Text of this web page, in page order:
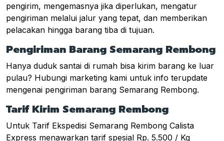
pengirim, mengemasnya jika diperlukan, mengatur
pengiriman melalui jalur yang tepat, dan memberikan
pelacakan hingga barang tiba di tujuan.
Pengiriman Barang Semarang Rembong
Hanya duduk santai di rumah bisa kirim barang ke luar
pulau? Hubungi marketing kami untuk info terupdate
mengenai pengiriman barang Semarang Rembong.
Tarif Kirim Semarang Rembong
Untuk Tarif Ekspedisi Semarang Rembong Calista
Express menawarkan tarif spesial Rp. 5.500 / Kg